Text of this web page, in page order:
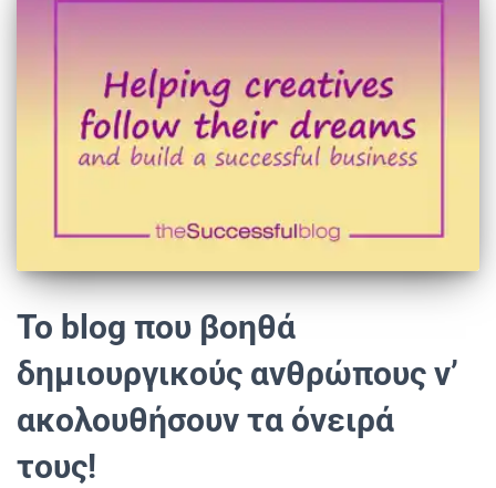
Το blog που βοηθά
δημιουργικούς ανθρώπους ν’
ακολουθήσουν τα όνειρά
τους!